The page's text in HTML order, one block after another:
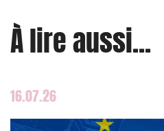
À lire aussi...
16.07.26